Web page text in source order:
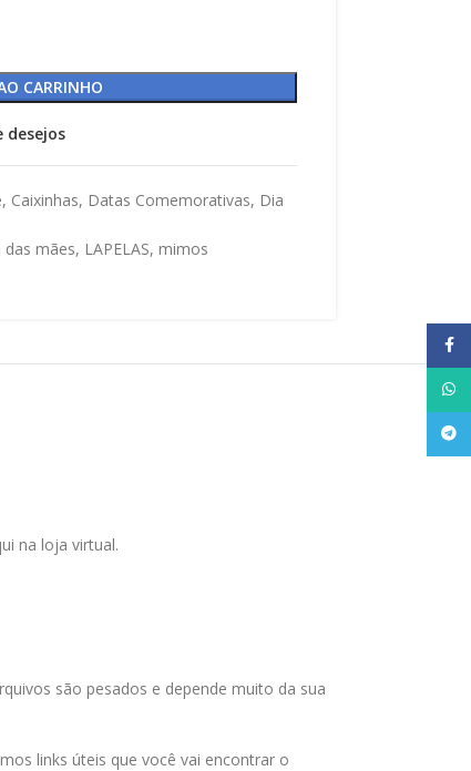
CARRINHO
desejos
, Caixinhas, Datas Comemorativas, Dia
das mães, LAPELAS, mimos
na loja virtual.
são pesados e depende muito da sua
links úteis que você vai encontrar o